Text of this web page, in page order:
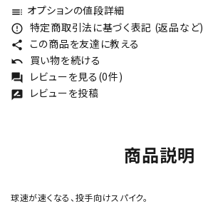
toc オプションの値段詳細
error_outline 特定商取引法に基づく表記 (返品など)
share この商品を友達に教える
undo 買い物を続ける
forum レビューを見る(0件)
rate_review レビューを投稿
商品説明
球速が速くなる、投手向けスパイク。